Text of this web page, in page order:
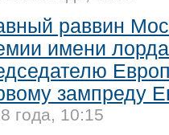
раввин
имени
зампреду
года, 10:15